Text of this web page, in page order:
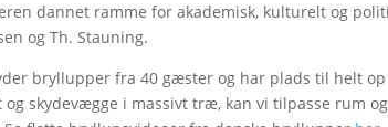
dannet ramme for akademisk, kulturelt og
og Th. Stauning.
bryllupper fra 40 gæster og har plads til helt
skydevægge i massivt træ, kan vi tilpasse rum